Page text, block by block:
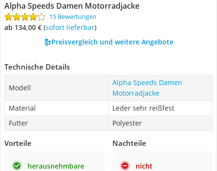
Alpha Speeds Damen Motorradjacke
15 Bewertungen
ab 134,00 € ( Sofort lieferbar)
Preisvergleich und weitere Angebote
Technische Details
Modell
Alpha Speeds Damen
Motorradjacke
Material
Leder sehr reißfest
Futter
Polyester
Vorteile
herausnehmbare
Nachteile
nicht